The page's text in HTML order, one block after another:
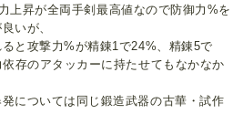
上昇が全両手剣最高値なので防御力%を
いが、
と攻撃力%が精錬1で24%、精錬5で
存のアタッカーに持たせてもなかなか
については同じ鍛造武器の古華・試作